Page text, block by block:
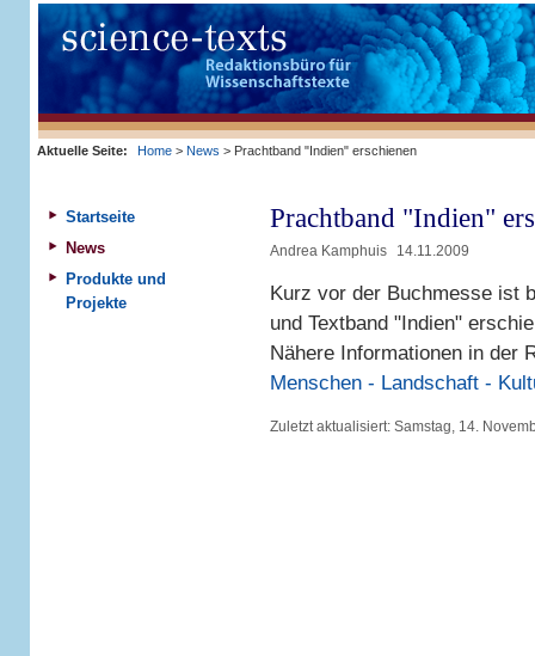
Aktuelle Seite: Home> News > Prachtband "Indien" erschienen
Prachtband "Indien"
Andrea Kamphuis 14.11.2009
Kurz vor der Buchmesse ist
und Textband "Indien"
Nähere Informationen in der
Menschen - Landschaft -
Zuletzt aktualisiert: Samstag, 14.
Startseite
News
Produkte und
Projekte